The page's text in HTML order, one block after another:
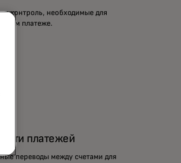
контроль, необходимые для
платеже.
платежей
переводы между счетами для